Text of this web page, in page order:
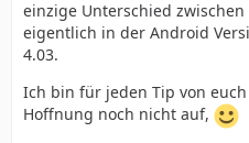
einzige Unterschied
eigentlich in der Android
4.03.
Ich bin für jeden Tip von
Hoffnung noch nicht auf,